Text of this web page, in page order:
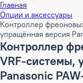
Главная
Опции и аксессуары
Контроллер
упращённая версия
Контроллер
VRF-системы,
Panasonic